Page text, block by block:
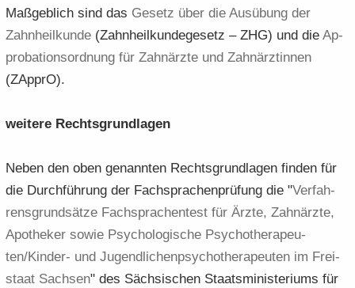
Maß­geb­lich sind das Ge­setz über die Aus­übung der
Zahn­heil­kun­de (Zahn­heil­kun­de­ge­setz – ZHG) und die Ap­
pro­ba­ti­ons­ord­nung für Zahn­ärz­te und Zahn­ärz­tin­nen
(ZAp­prO).
wei­te­re Rechts­grund­la­gen
Neben den oben ge­nann­ten Rechts­grund­la­gen fin­den für
die Durch­füh­rung der Fach­spra­chen­prü­fung die "Ver­fah­
rens­grund­sät­ze Fach­spra­chen­test für Ärzte, Zahn­ärz­te,
Apo­the­ker sowie Psy­cho­lo­gi­sche Psy­cho­the­ra­peu­
ten/Kinder-​ und Ju­gend­li­chen­psy­cho­the­ra­peu­ten im Frei­
staat Sach­sen" des Säch­si­schen Staats­mi­nis­te­ri­ums für